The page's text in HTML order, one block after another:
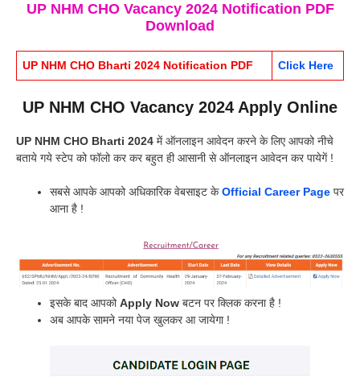
UP NHM CHO Vacancy 2024 Notification PDF
Download
UP NHM CHO Bharti 2024 Notification PDF Click Here
UP NHM CHO Vacancy 2024 Apply Online
UP NHM CHO Bharti 2024 में ऑनलाइन आवेदन करने के लिए आपको नीचे
बताये गये स्टेप को फॉलो कर कर बहुत ही आसानी से ऑनलाइन आवेदन कर पायेगें !
सबसे आपके आपको अधिकारिक वेबसाइट केOfficial Career Page पर
आना है !
इसके बाद आपकोApply Now बटन पर क्लिक करना है !
अब आपके सामने नया पेज खुलकर आ जायेगा !